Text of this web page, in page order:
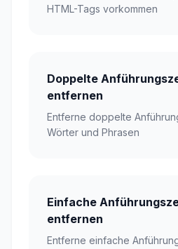
HTML-Tags vorkommen
Doppelte
entfernen
Entferne doppelte
Wörter und Phrasen
Einfache
entfernen
Entferne einfache